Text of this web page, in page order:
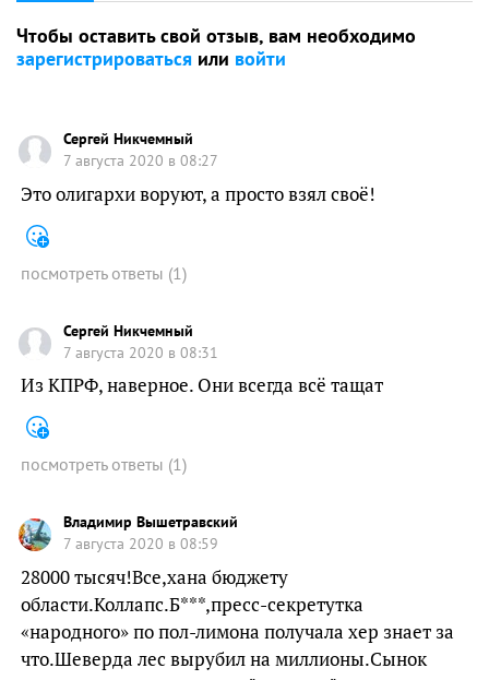
Чтобы оставить свой отзыв, вам необходимо
зарегистрироваться или войти
Сергей Никчемный
7 августа 2020 в 08:27
Это олигархи воруют, а просто взял своё!
посмотреть ответы (1 )
Сергей Никчемный
7 августа 2020 в 08:31
Из КПРФ, наверное. Они всегда всё тащат
посмотреть ответы (1)
Владимир Вышетравский
7 августа 2020 в 08:59
28000 тысяч!Все,хана бюджету
области.Коллапс.Б***,пресс-секретутка
«народного» по пол-лимона получала хер знает за
что.Шеверда лес вырубил на миллионы.Сынок